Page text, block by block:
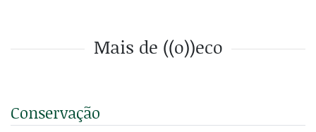
Mais de ((o))eco
Conservação